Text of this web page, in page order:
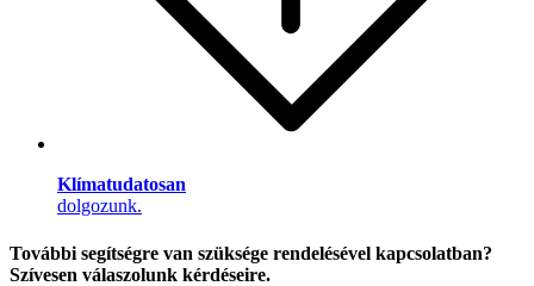
Klímatudatosan
dolgozunk.
További segítségre van szüksége rendelésével kapcsolatban?
Szívesen válaszolunk kérdéseire.